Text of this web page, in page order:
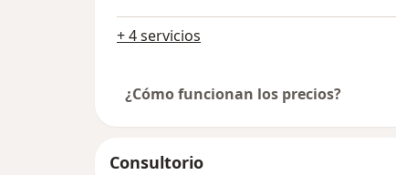
+ 4 servicios
¿Cómo funcionan los precios?
Consultorio